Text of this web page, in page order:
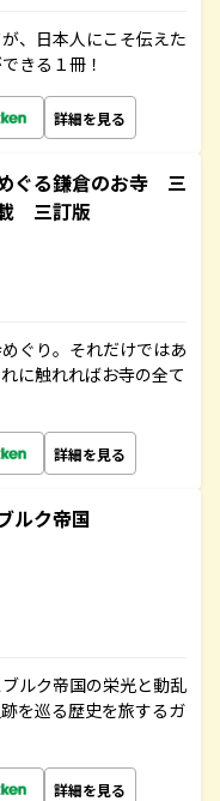
、日本人にこそ伝えた
きる１冊！
詳細を見る
ぐる鎌倉のお寺 三
三訂版
ぐり。それだけではあ
に触れればお寺の全て
詳細を見る
ルク帝国
ルク帝国の栄光と動乱
を巡る歴史を旅するガ
詳細を見る